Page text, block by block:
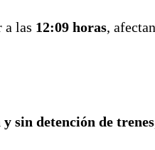
a las 12:09 horas,
sin detención de trenes